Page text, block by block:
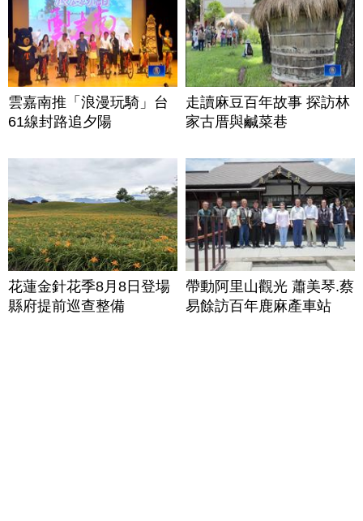
雲嘉南推「浪漫玩騎」台
61線封路追夕陽
走讀麻豆百年故事 探訪林
家古厝與鹹菜巷
花蓮金針花季8月8日登場
縣府提前巡查整備
帶動阿里山觀光 蕭美琴.蔡
易餘訪百年鹿麻產車站